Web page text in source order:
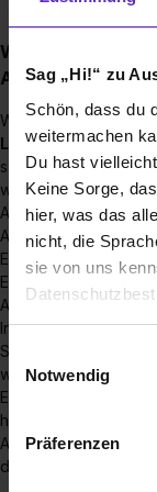
Sag „Hi!“ zu
Schön, dass du
weitermachen
Du hast
Keine Sorge,
hier, was das
nicht, die
sie von uns
Benutzung der
Einwilligungsauswahl
Notwendig
Präferenzen
Wie sieht der
Wir bitten um eine
Lebenslauf, letzten
werden gesichtet
Azubi-Assessment-
Assessment
Einzelgespräch ein.
Entscheidung,
Ausbildungsplatz
In der Regel finden
während diesen
Einzelgesprächen
haben, bieten wir
Ansonsten werden
durchgeführt.